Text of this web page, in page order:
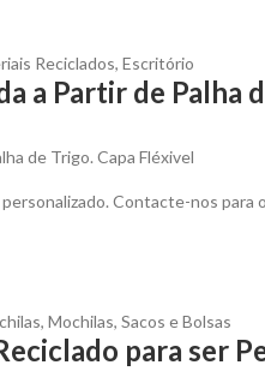
Reciclados, Escritório
a Partir de Palha
de Trigo. Capa Fléxivel
Contacte-nos
, Mochilas, Sacos e Bolsas
para ser